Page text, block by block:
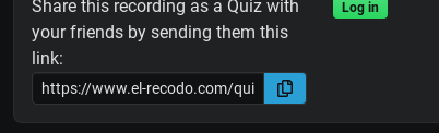
Share this recording as a Quiz with
your friends by sending them this
link:
Log in